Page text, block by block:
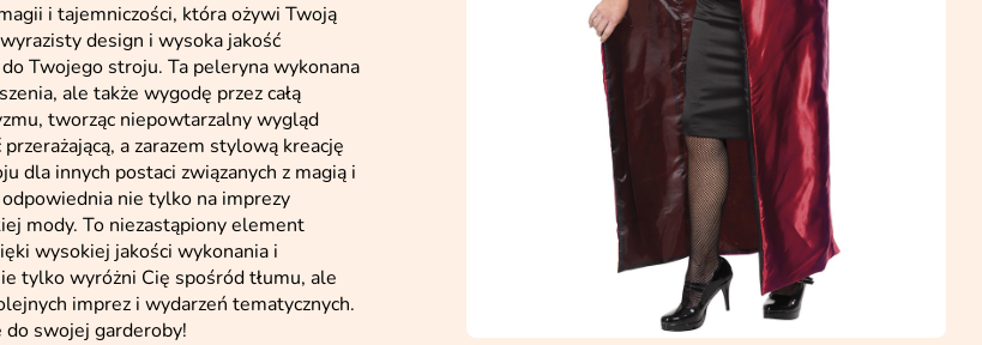
i tajemniczości, która ożywi Twoją
design i wysoka jakość
Twojego stroju. Ta peleryna wykonana
ale także wygodę przez całą
tworząc niepowtarzalny wygląd
a zarazem stylową kreację
dla innych postaci związanych z magią i
nie tylko na imprezy
mody. To niezastąpiony element
wysokiej jakości wykonania i
tylko wyróżni Cię spośród tłumu, ale
imprez i wydarzeń tematycznych.
swojej garderoby!